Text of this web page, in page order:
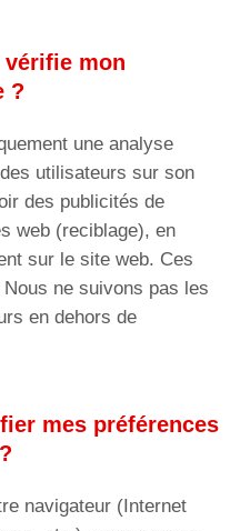
mon
?
une analyse
utilisateurs sur son
des publicités de
web (reciblage), en
sur le site web. Ces
ne suivons pas les
en dehors de
mes préférences
navigateur (Internet